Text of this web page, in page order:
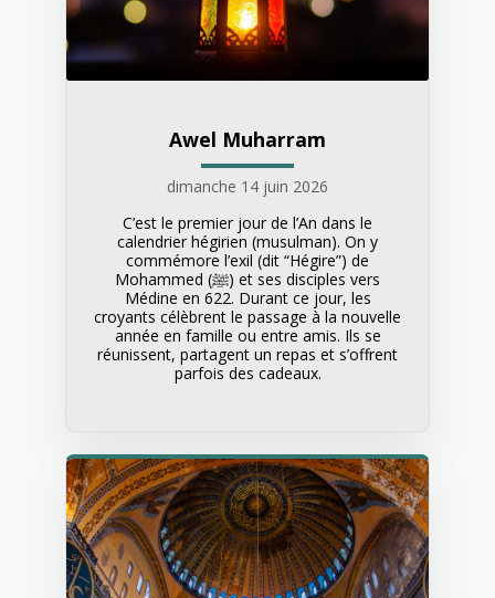
Awel Muharram
dimanche 14 juin 2026
C’est le premier jour de l’An dans le
calendrier hégirien (musulman). On y
commémore l’exil (dit “Hégire”) de
Mohammed (ﷺ) et ses disciples vers
Médine en 622. Durant ce jour, les
croyants célèbrent le passage à la nouvelle
année en famille ou entre amis. Ils se
réunissent, partagent un repas et s’offrent
parfois des cadeaux.